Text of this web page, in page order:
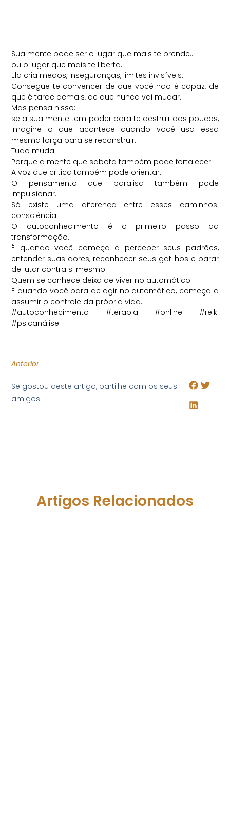
Sua mente pode ser o lugar que mais te prende…
ou o lugar que mais te liberta.
Ela cria medos, inseguranças, limites invisíveis.
Consegue te convencer de que você não é capaz, de
que é tarde demais, de que nunca vai mudar.
Mas pensa nisso:
se a sua mente tem poder para te destruir aos poucos,
imagine o que acontece quando você usa essa
mesma força para se reconstruir.
Tudo muda.
Porque a mente que sabota também pode fortalecer.
A voz que critica também pode orientar.
O pensamento que paralisa também pode
impulsionar.
Só existe uma diferença entre esses caminhos:
consciência.
O autoconhecimento é o primeiro passo da
transformação.
É quando você começa a perceber seus padrões,
entender suas dores, reconhecer seus gatilhos e parar
de lutar contra si mesmo.
Quem se conhece deixa de viver no automático.
E quando você para de agir no automático, começa a
assumir o controle da própria vida.
#autoconhecimento #terapia #online #reiki
#psicanálise
Anterior
Se gostou deste artigo, partilhe com os seus
amigos :
Artigos Relacionados